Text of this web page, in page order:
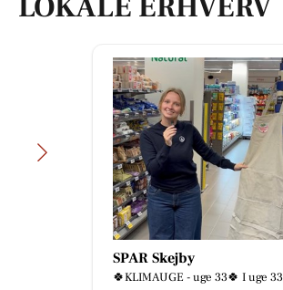
SPAR Skejby
🍀KLIMAUGE - uge 33🍀 I uge 33